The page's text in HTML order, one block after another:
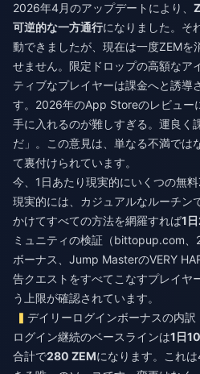
2026年4月のアップデートにより、
可逆的な一方通行になりました。そ
動できましたが、現在は一度ZEMを
せません。限定ドロップの高額なア
ティブなプレイヤーは課金へと誘導
す。2026年のApp Storeのレビュー
手に入れるのが難しすぎる。運良く
だ」。この意見は、単なる不満では
て裏付けられています。
今、1日あたり現実的にいくつの無
現実的には、カジュアルなルーチン
かけてすべての方法を網羅すれば1
ミュニティの検証（bittopup.com
ボーナス、Jump MasterのVERY
告クエストをすべてこなすプレイヤ
う上限が確認されています。
デイリーログインボーナスの内訳
ログイン継続のベースラインは1日
合計で280 ZEMになります。これ